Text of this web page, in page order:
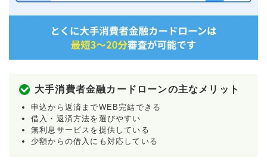
大手消費者金融カードローンの主なメリット
申込から返済までWEB完結できる
借入・返済方法を選びやすい
無利息サービスを提供している
少額からの借入にも対応している